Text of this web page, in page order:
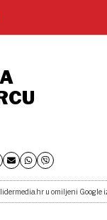
u omiljeni Google